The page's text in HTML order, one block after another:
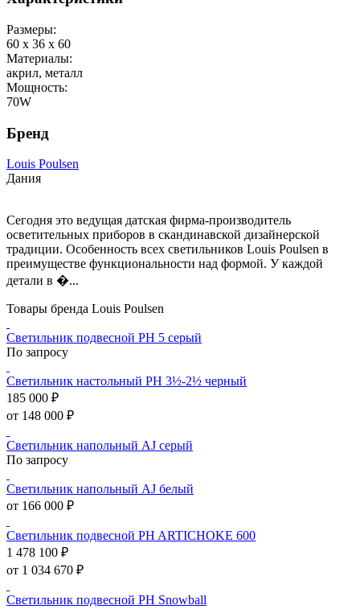
Размеры:
60 x 36 x 60
Материалы:
акрил, металл
Мощность:
70W
Бренд
Louis Poulsen
Дания
Сегодня это ведущая датская фирма-производитель
осветительных приборов в скандинавской дизайнерской
традиции. Особенность всех светильников Louis Poulsen в
преимуществе функциональности над формой. У каждой
детали в �...
Товары бренда Louis Poulsen
Светильник подвесной PH 5 серый
По запросу
Светильник настольный PH 3½-2½ черный
185 000 ₽
от 148 000 ₽
Светильник напольный AJ серый
По запросу
Светильник напольный AJ белый
от 166 000 ₽
Светильник подвесной PH ARTICHOKE 600
1 478 100 ₽
от 1 034 670 ₽
Светильник подвесной PH Snowball